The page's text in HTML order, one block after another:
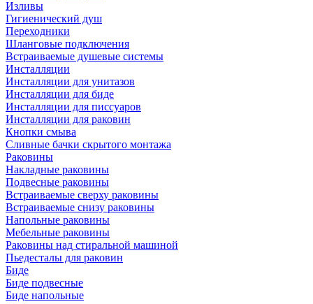
Изливы
Гигиенический душ
Переходники
Шланговые подключения
Встраиваемые душевые системы
Инсталляции
Инсталляции для унитазов
Инсталляции для биде
Инсталляции для писсуаров
Инсталляции для раковин
Кнопки смыва
Сливные бачки скрытого монтажа
Раковины
Накладные раковины
Подвесные раковины
Встраиваемые сверху раковины
Встраиваемые снизу раковины
Напольные раковины
Мебельные раковины
Раковины над стиральной машиной
Пьедесталы для раковин
Биде
Биде подвесные
Биде напольные